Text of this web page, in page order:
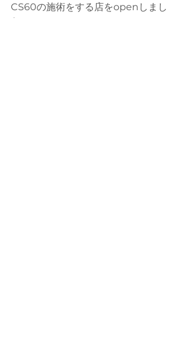
CS60の施術をする店をopenしまし
た。